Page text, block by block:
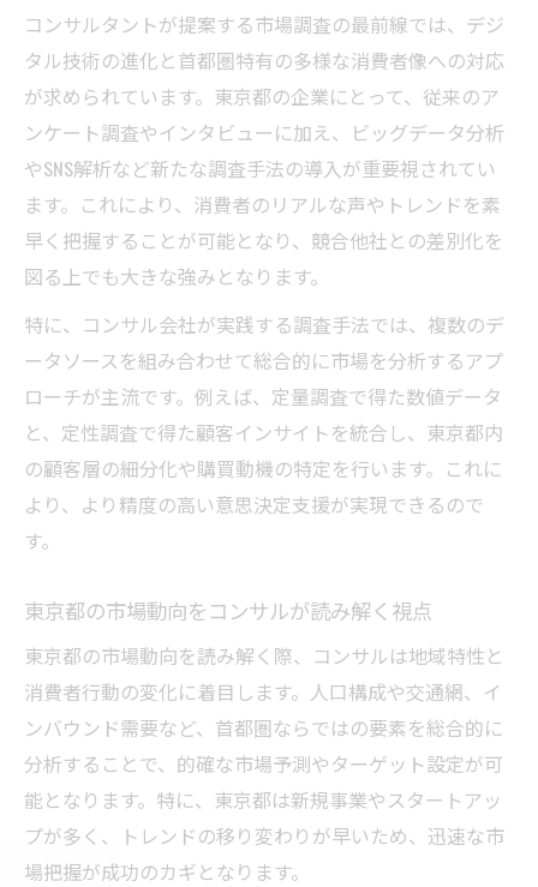
成果につながる東京都企業向け市場調査手
法
コンサル視点の東京都調査手法成功ポイン
ト
実務で使えるコンサル型市場調査アプロー
チ
東京都企業のためのコンサル流手法徹底解
説
市場分析力強化に役立つコンサルの知恵
コンサルが教える市場分析力アップの実践
術
東京都市場で活きるコンサルノウハウの活
用法
コンサルの知恵で市場分析を強化する方法
上
最新の調査手法を東京都で活用する方法
コンサルが選ぶ東京都向け最新調査手法の
特徴
東京都市場で注目される最新市場調査の活
用法
コンサルタントが提案する市場調査の最前線では、デジ
タル技術の進化と首都圏特有の多様な消費者像への対応
が求められています。東京都の企業にとって、従来のア
ンケート調査やインタビューに加え、ビッグデータ分析
やSNS解析など新たな調査手法の導入が重要視されてい
ます。これにより、消費者のリアルな声やトレンドを素
早く把握することが可能となり、競合他社との差別化を
図る上でも大きな強みとなります。
特に、コンサル会社が実践する調査手法では、複数のデ
ータソースを組み合わせて総合的に市場を分析するアプ
ローチが主流です。例えば、定量調査で得た数値データ
と、定性調査で得た顧客インサイトを統合し、東京都内
の顧客層の細分化や購買動機の特定を行います。これに
より、より精度の高い意思決定支援が実現できるので
す。
東京都の市場動向をコンサルが読み解く視点
東京都の市場動向を読み解く際、コンサルは地域特性と
消費者行動の変化に着目します。人口構成や交通網、イ
ンバウンド需要など、首都圏ならではの要素を総合的に
分析することで、的確な市場予測やターゲット設定が可
能となります。特に、東京都は新規事業やスタートアッ
プが多く、トレンドの移り変わりが早いため、迅速な市
場把握が成功のカギとなります。